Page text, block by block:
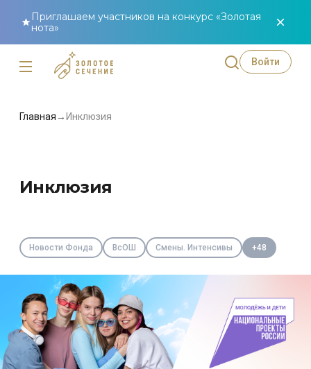
Приглашаем участников на конкурс «Золотая
нота»
Войти
Главная → Инклюзия
Инклюзия
Новости Фонда ВсОШ Смены. Интенсивы +48